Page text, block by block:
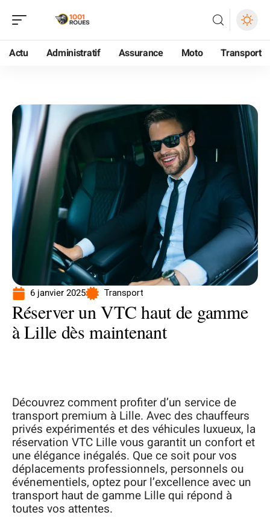
Actu Administratif Assurance Moto Transport
6 janvier 2025 Transport
Réserver un VTC haut de gamme
à Lille dès maintenant
Découvrez comment profiter d’un service de
transport premium à Lille. Avec des chauffeurs
privés expérimentés et des véhicules luxueux, la
réservation VTC Lille vous garantit un confort et
une élégance inégalés. Que ce soit pour vos
déplacements professionnels, personnels ou
événementiels, optez pour l’excellence avec un
transport haut de gamme Lille qui répond à
toutes vos attentes.